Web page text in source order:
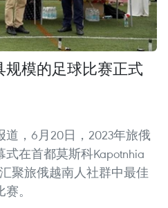
模的足球比赛正式
，6月20日，2023年旅俄
在首都莫斯科Kapotnhia
聚旅俄越南人社群中最佳
。